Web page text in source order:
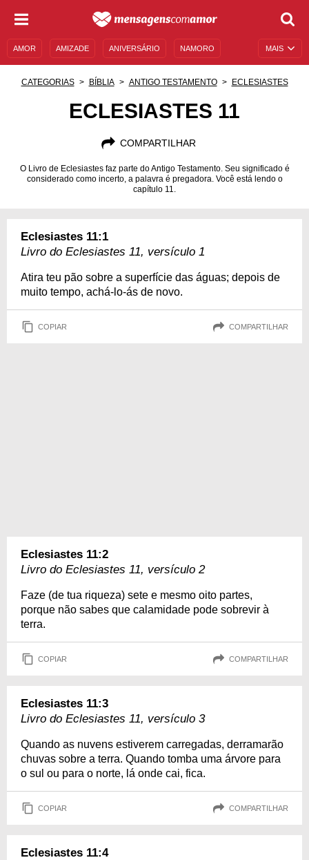
MAIS
AMOR AMIZADE ANIVERSÁRIO NAMORO
CATEGORIAS BÍBLIA ANTIGO TESTAMENTO ECLESIASTES
ECLESIASTES 11
COMPARTILHAR
O Livro de Eclesiastes faz parte do Antigo Testamento. Seu significado é
considerado como incerto, a palavra é pregadora. Você está lendo o
capítulo 11.
Eclesiastes 11:1
Livro do Eclesiastes 11, versículo 1
Atira teu pão sobre a superfície das águas; depois de
muito tempo, achá-lo-ás de novo.
COPIAR COMPARTILHAR
Eclesiastes 11:2
Livro do Eclesiastes 11, versículo 2
Faze (de tua riqueza) sete e mesmo oito partes,
porque não sabes que calamidade pode sobrevir à
terra.
COPIAR COMPARTILHAR
Eclesiastes 11:3
Livro do Eclesiastes 11, versículo 3
Quando as nuvens estiverem carregadas, derramarão
chuvas sobre a terra. Quando tomba uma árvore para
o sul ou para o norte, lá onde cai, fica.
COPIAR COMPARTILHAR
Eclesiastes 11:4